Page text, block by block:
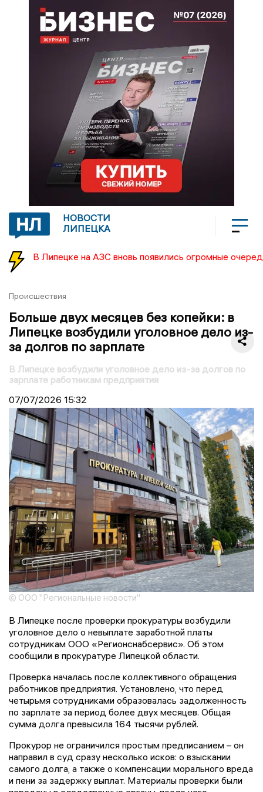
НОВОСТИ
ЛИПЕЦКА
В Липецке на АЗС вновь появились огромные
Происшествия
Больше двух месяцев без копейки: в
Липецке возбудили уголовное дело из-
за долгов по зарплате
В Липецке возбудили уголовное дело из-за долгов по
зарплате работникам предприятия
07/07/2026 15:32
© ООО "Региональные новости"
В Липецке после проверки прокуратуры возбудили
уголовное дело о невыплате заработной платы
сотрудникам ООО «Регионснабсервис». Об этом
сообщили в прокуратуре Липецкой области.
Проверка началась после коллективного обращения
работников предприятия. Установлено, что перед
четырьмя сотрудниками образовалась задолженность
по зарплате за период более двух месяцев. Общая
сумма долга превысила 164 тысячи рублей.
Прокурор не ограничился простым предписанием – он
направил в суд сразу несколько исков: о взыскании
самого долга, а также о компенсации морального вреда
и пени за задержку выплат. Материалы проверки были